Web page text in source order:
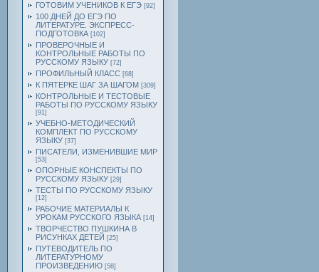
ГОТОВИМ УЧЕНИКОВ К ЕГЭ [92]
100 ДНЕЙ ДО ЕГЭ ПО
ЛИТЕРАТУРЕ. ЭКСПРЕСС-
ПОДГОТОВКА [102]
ПРОВЕРОЧНЫЕ И
КОНТРОЛЬНЫЕ РАБОТЫ ПО
РУССКОМУ ЯЗЫКУ [72]
ПРОФИЛЬНЫЙ КЛАСС [68]
К ПЯТЕРКЕ ШАГ ЗА ШАГОМ [309]
КОНТРОЛЬНЫЕ И ТЕСТОВЫЕ
РАБОТЫ ПО РУССКОМУ ЯЗЫКУ
[91]
УЧЕБНО-МЕТОДИЧЕСКИЙ
КОМПЛЕКТ ПО РУССКОМУ
ЯЗЫКУ [37]
ПИСАТЕЛИ, ИЗМЕНИВШИЕ МИР
[53]
ОПОРНЫЕ КОНСПЕКТЫ ПО
РУССКОМУ ЯЗЫКУ [29]
ТЕСТЫ ПО РУССКОМУ ЯЗЫКУ
[12]
РАБОЧИЕ МАТЕРИАЛЫ К
УРОКАМ РУССКОГО ЯЗЫКА [14]
ТВОРЧЕСТВО ПУШКИНА В
РИСУНКАХ ДЕТЕЙ [25]
ПУТЕВОДИТЕЛЬ ПО
ЛИТЕРАТУРНОМУ
ПРОИЗВЕДЕНИЮ [58]